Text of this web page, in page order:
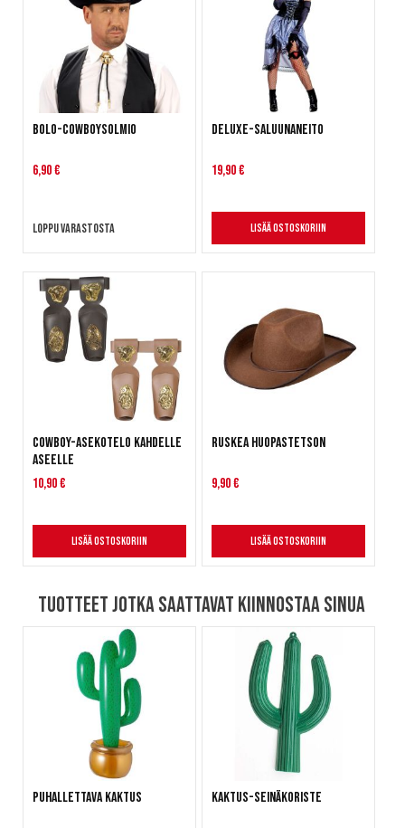
Bolo-Cowboysolmio
6,90 €
Loppu varastosta
Deluxe-Saluunaneito
19,90 €
Lisää ostoskoriin
Cowboy-asekotelo kahdelle
aseelle
10,90 €
Lisää ostoskoriin
Ruskea huopastetson
9,90 €
Lisää ostoskoriin
Tuotteet jotka saattavat kiinnostaa sinua
Puhallettava kaktus Kaktus-seinäkoriste